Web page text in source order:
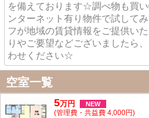
を備えております☆調べ物も買
ンターネット有り物件で試して
フが地域の賃貸情報をご提供い
りやご要望などございましたら
わせください☆
空室一覧
5万円 NEW
(管理費・共益費 4,000円)